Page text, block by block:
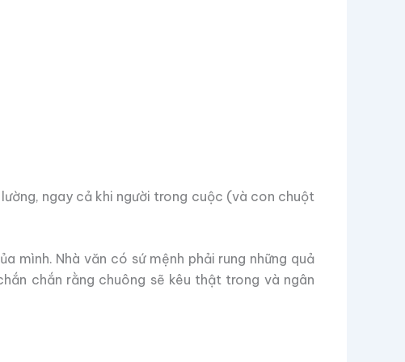
ngay cả khi người trong cuộc (và con chuột
mình. Nhà văn có sứ mệnh phải rung những quả
chắn rằng chuông sẽ kêu thật trong và ngân